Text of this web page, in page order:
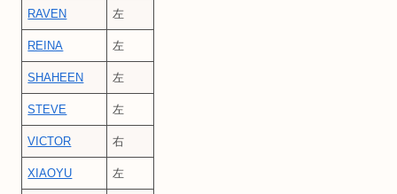
RAVEN 左
REINA 左
SHAHEEN 左
STEVE 左
VICTOR 右
XIAOYU 左